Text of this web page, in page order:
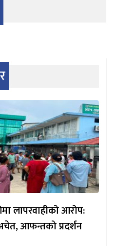
लापरवाहीको आरोप:
आफन्तको प्रदर्शन